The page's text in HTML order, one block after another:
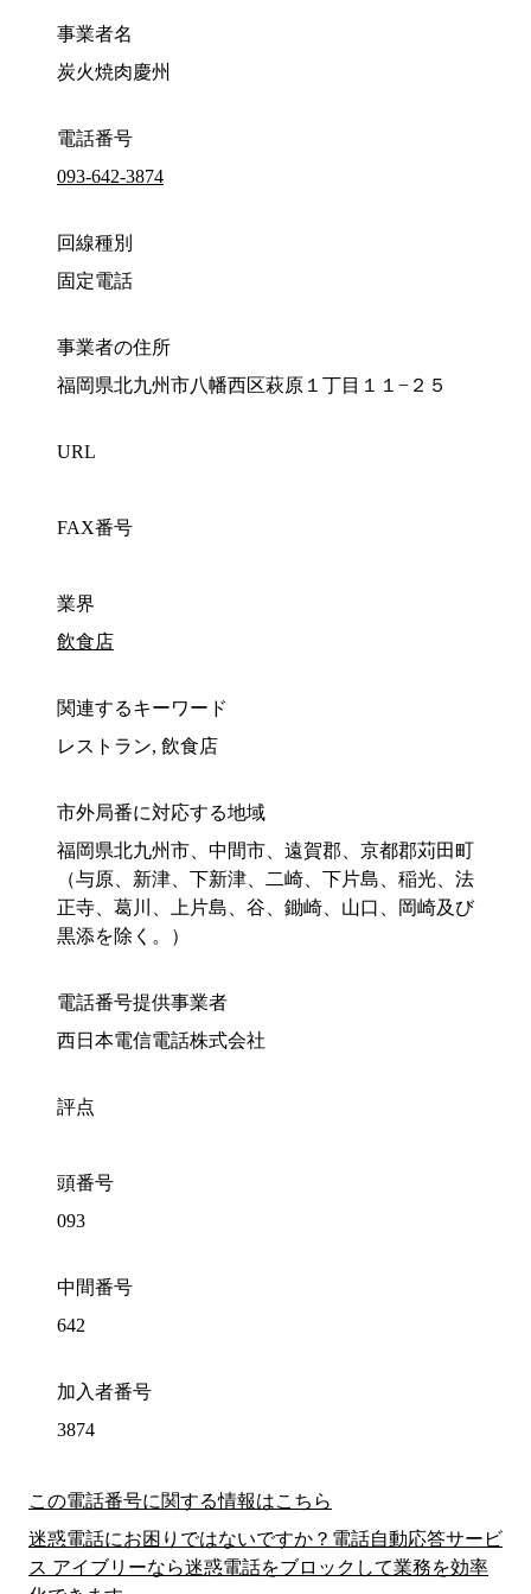
事業者名
炭火焼肉慶州
電話番号
093-642-3874
回線種別
固定電話
事業者の住所
福岡県北九州市八幡西区萩原１丁目１１−２５
URL
FAX番号
業界
飲食店
関連するキーワード
レストラン, 飲食店
市外局番に対応する地域
福岡県北九州市、中間市、遠賀郡、京都郡苅田町
（与原、新津、下新津、二崎、下片島、稲光、法
正寺、葛川、上片島、谷、鋤崎、山口、岡崎及び
黒添を除く。）
電話番号提供事業者
西日本電信電話株式会社
評点
頭番号
093
中間番号
642
加入者番号
3874
この電話番号に関する情報はこちら
迷惑電話にお困りではないですか？電話自動応答サービ
ス アイブリーなら迷惑電話をブロックして業務を効率